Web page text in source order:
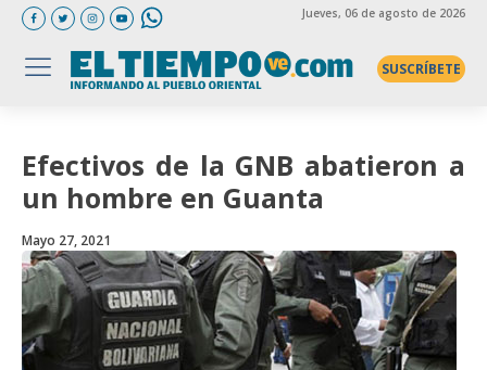
Jueves, 06 de agosto de 2026
SUSCRÍBETE
Efectivos de la GNB abatieron a
un hombre en Guanta
Mayo 27, 2021